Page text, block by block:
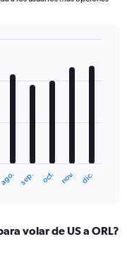
ago. sep. oct. nov. dic.
volar de US a ORL?